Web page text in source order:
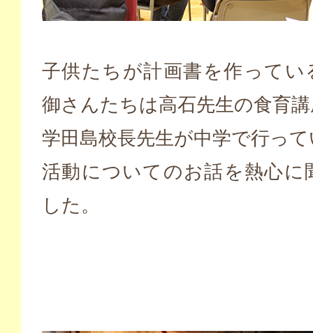
子供たちが計画書を作ってい
御さんたちは高石先生の食育
学田島校長先生が中学で行っ
活動についてのお話を熱心に
した。